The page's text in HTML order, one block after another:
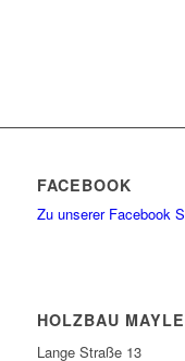
FACEBOOK
Zu unserer Facebook
HOLZBAU
Lange Straße 13